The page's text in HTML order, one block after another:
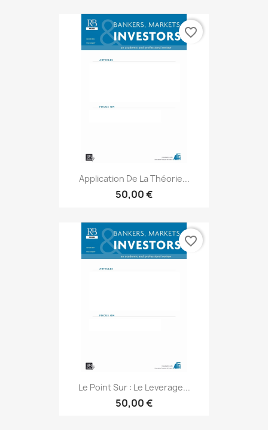
Application De La Théorie...
50,00 €
favorite_border
Le Point Sur : Le Leverage...
50,00 €
favorite_border